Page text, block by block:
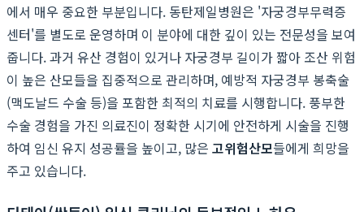
에서 매우 중요한 부분입니다. 동탄제일병원은 '자궁경부무력증
센터'를 별도로 운영하며 이 분야에 대한 깊이 있는 전문성을 보여
줍니다. 과거 유산 경험이 있거나 자궁경부 길이가 짧아 조산 위험
이 높은 산모들을 집중적으로 관리하며, 예방적 자궁경부 봉축술
(맥도날드 수술 등)을 포함한 최적의 치료를 시행합니다. 풍부한
수술 경험을 가진 의료진이 정확한 시기에 안전하게 시술을 진행
하여 임신 유지 성공률을 높이고, 많은 고위험산모들에게 희망을
주고 있습니다.